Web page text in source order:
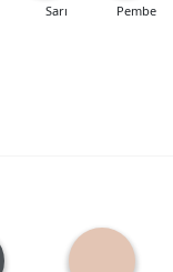
Sarı Pembe